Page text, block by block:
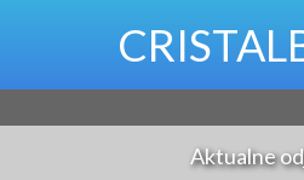
Aktualne